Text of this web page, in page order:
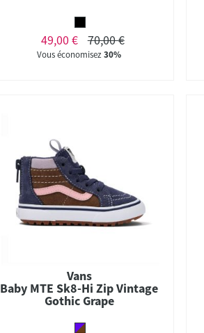
49,00 € 70,00 €
Vous économisez30%
Vans
Baby MTE Sk8-Hi Zip Vintage
Gothic Grape